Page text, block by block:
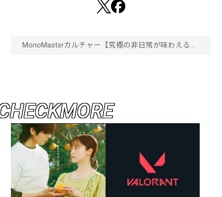
MonoMasterカルチャー 【究極の非日常が味わえるホ
HECKMORE